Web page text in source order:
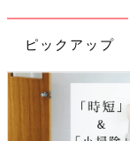
ピックアップ